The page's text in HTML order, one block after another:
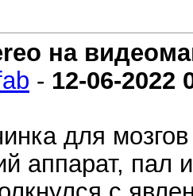
на
- 12-06-2022
для
аппарат, пал